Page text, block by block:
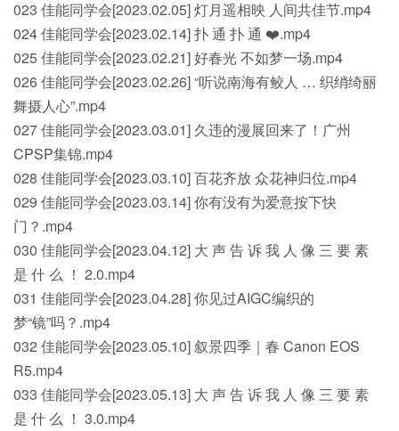
023 佳能同学会[2023.02.05] 灯月遥相映 人间共佳节.mp4
024 佳能同学会[2023.02.14] 扑 通 扑 通 ❤️.mp4
025 佳能同学会[2023.02.21] 好春光 不如梦一场.mp4
026 佳能同学会[2023.02.26] “听说南海有鲛人 … 织绡绮丽
舞摄人心”.mp4
027 佳能同学会[2023.03.01] 久违的漫展回来了！广州
CPSP集锦.mp4
028 佳能同学会[2023.03.10] 百花齐放 众花神归位.mp4
029 佳能同学会[2023.03.14] 你有没有为爱意按下快
门？.mp4
030 佳能同学会[2023.04.12] 大 声 告 诉 我 人 像 三 要 素
是 什 么 ！ 2.0.mp4
031 佳能同学会[2023.04.28] 你见过AIGC编织的
梦“镜”吗？.mp4
032 佳能同学会[2023.05.10] 叙景四季｜春 Canon EOS
R5.mp4
033 佳能同学会[2023.05.13] 大 声 告 诉 我 人 像 三 要 素
是 什 么 ！ 3.0.mp4